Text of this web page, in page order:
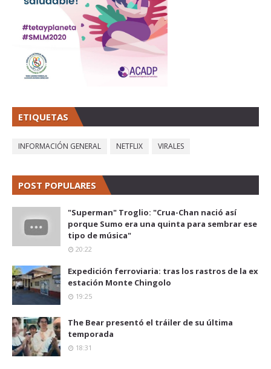
ETIQUETAS
INFORMACIÓN GENERAL NETFLIX VIRALES
POST POPULARES
"Superman" Troglio: "Crua-Chan nació así
porque Sumo era una quinta para sembrar ese
tipo de música"
20:22
Expedición ferroviaria: tras los rastros de la ex
estación Monte Chingolo
19:25
The Bear presentó el tráiler de su última
temporada
18:31